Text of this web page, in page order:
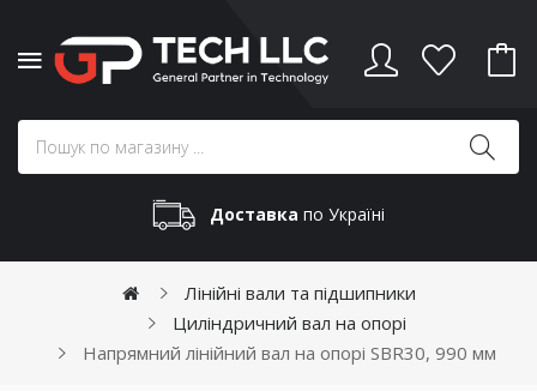
Доставка по Україні
Лінійні вали та підшипники
Циліндричний вал на опорі
Напрямний лінійний вал на опорі SBR30, 990 мм